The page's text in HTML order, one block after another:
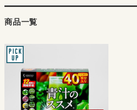
商品一覧